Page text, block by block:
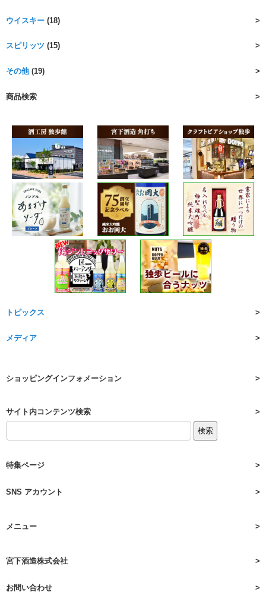
ウイスキー (18)
スピリッツ (15)
その他(19)
商品検索
トピックス
メディア
ショッピングインフォメーション
サイト内コンテンツ検索
特集ページ
SNS アカウント
メニュー
宮下酒造株式会社
お問い合わせ